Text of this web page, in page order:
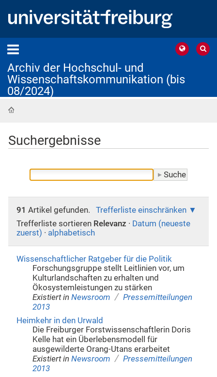
Archiv der Hochschul- und
Wissenschaftskommunikation (bis
08/2024)
Suchergebnisse
91 Artikel gefunden.
Trefferliste einschränken
Trefferliste sortieren Relevanz · Datum (neueste
zuerst) · alphabetisch
Wissenschaftlicher Ratgeber für die Politik
Forschungsgruppe stellt Leitlinien vor, um
Kulturlandschaften zu erhalten und
Ökosystemleistungen zu stärken
Existiert in Newsroom / Pressemitteilungen
2013
Heimkehr in den Urwald
Die Freiburger Forstwissenschaftlerin Doris
Kelle hat ein Überlebensmodell für
ausgewilderte Orang-Utans erarbeitet
Existiert in Newsroom / Pressemitteilungen
2013